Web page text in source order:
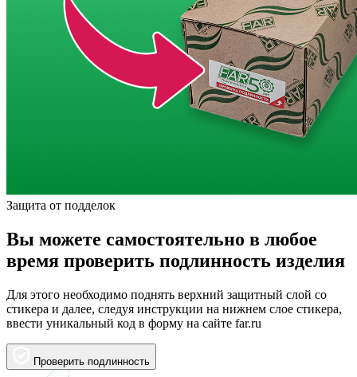
Защита от подделок
Вы можете самостоятельно в любое
время проверить подлинность изделия
Для этого необходимо поднять верхний защитный слой со
стикера и далее, следуя инструкции на нижнем слое стикера,
ввести уникальный код в форму на сайте far.ru
Проверить подлинность